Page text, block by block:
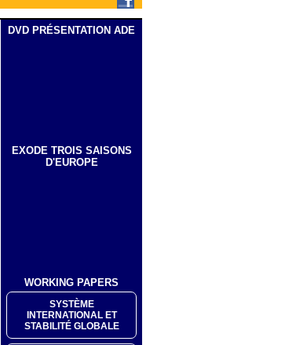
DVD PRÉSENTATION ADE
EXODE TROIS SAISONS
D'EUROPE
WORKING PAPERS
SYSTÈME
INTERNATIONAL ET
STABILITÉ GLOBALE